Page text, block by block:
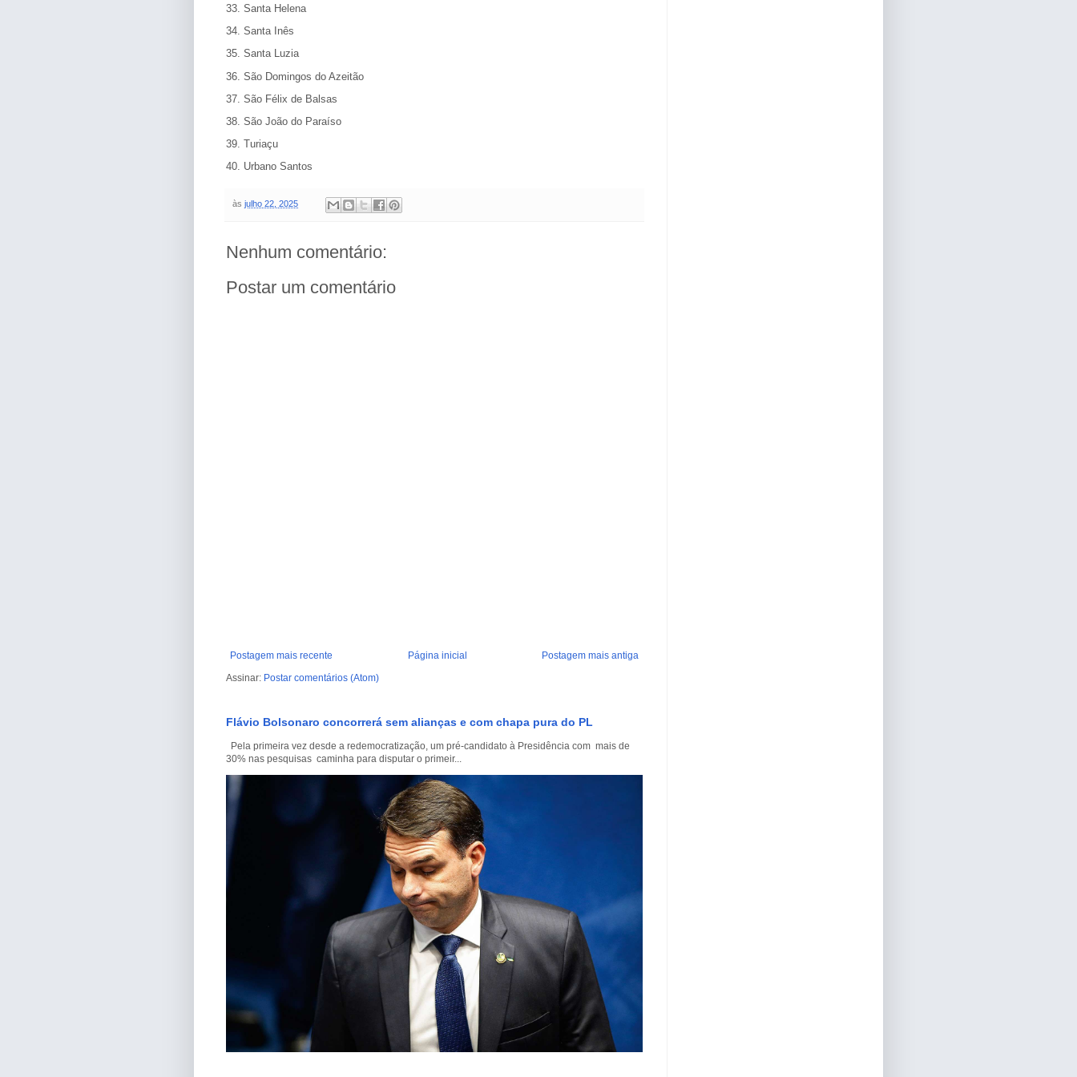
33. Santa Helena
34. Santa Inês
35. Santa Luzia
36. São Domingos do Azeitão
37. São Félix de Balsas
38. São João do Paraíso
39. Turiaçu
40. Urbano Santos
às julho 22, 2025
Nenhum comentário:
Postar um comentário
Postagem mais recente Postagem mais antiga
Página inicial
Assinar: Postar comentários (Atom)
Flávio Bolsonaro concorrerá sem alianças e com chapa pura do PL
Pela primeira vez desde a redemocratização, um pré-candidato à Presidência com mais de
30% nas pesquisas caminha para disputar o primeir...